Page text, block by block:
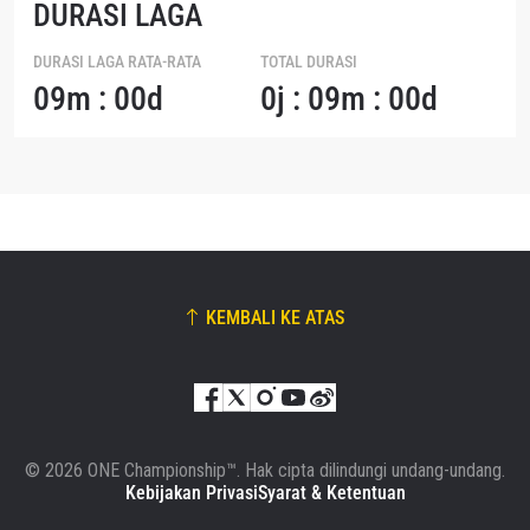
DURASI LAGA
DURASI LAGA RATA-RATA
09m : 00d
TOTAL DURASI
0j : 09m : 00d
KEMBALI KE ATAS
© 2026 ONE Championship™. Hak cipta dilindungi undang-undang.
Kebijakan PrivasiSyarat & Ketentuan